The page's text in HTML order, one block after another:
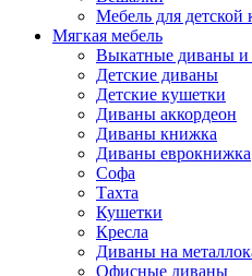
Мебель для детской
Мягкая мебель
Выкатные диваны и
Детские диваны
Детские кушетки
Диваны аккордеон
Диваны книжка
Диваны еврокнижка
Софа
Тахта
Кушетки
Кресла
Диваны на
Офисные диваны